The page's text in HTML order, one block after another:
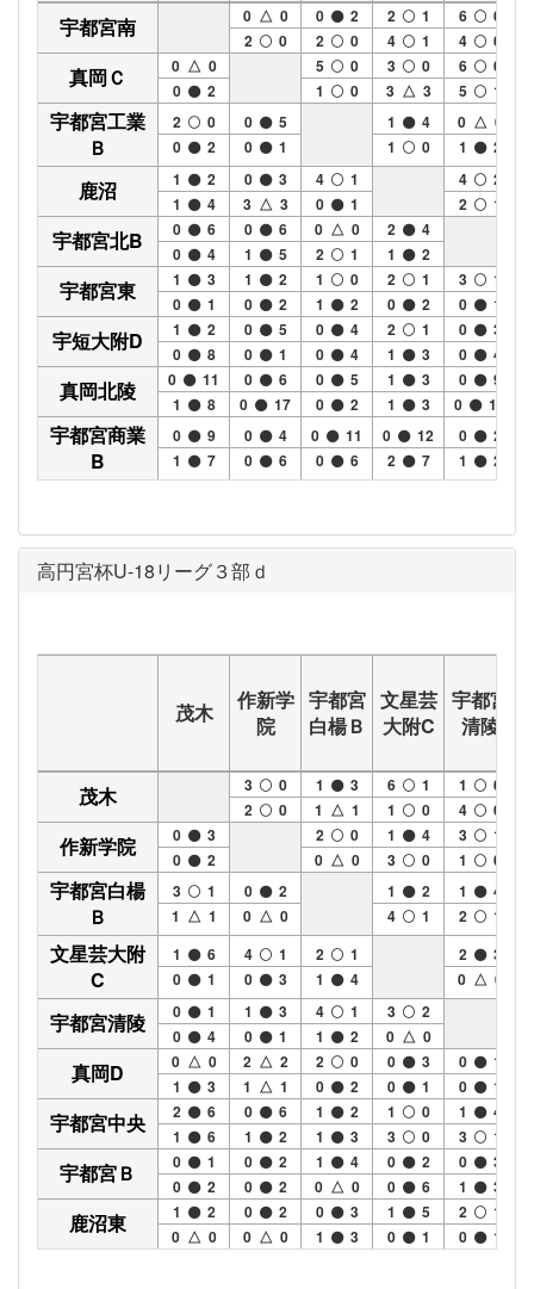
宇都宮南
0 △ 0
2
0
0
2
2
0
2
1
4
1
6
0
4
0
真岡Ｃ
0 △ 0
0
2
5
0
1
0
3
0
3 △ 3
6
0
5
1
宇都宮工業
Ｂ
2
0
0
2
0
5
0
1
1
4
1
0
0 △ 0
1
2
鹿沼 1
2
1
4
0
3
3 △ 3
4
1
0
1
4
2
2
1
宇都宮北B 0
6
0
4
0
6
1
5
0 △ 0
2
1
2
4
1
2
宇都宮東 1
3
0
1
1
2
0
2
1
0
1
2
2
1
0
2
3
1
0
1
宇短大附D 1
2
0
8
0
5
0
1
0
4
0
4
2
1
1
3
0
3
0
4
真岡北陵 0
11
1
8
0
6
0
17
0
5
0
2
1
3
1
3
0
9
0
16
宇都宮商業
B
0
9
1
7
0
4
0
6
0
11
0
6
0
12
2
7
0
2
1
2
高円宮杯U-18リーグ３部ｄ
茂木
作新学
院
宇都宮
白楊Ｂ
文星芸
大附C
宇都宮
清陵
茂木 3
0
2
0
1
3
1 △ 1
6
1
1
0
1
0
4
0
作新学院 0
3
0
2
2
0
0 △ 0
1
4
3
0
3
1
1
0
宇都宮白楊
Ｂ
3
1
1 △ 1
0
2
0 △ 0
1
2
4
1
1
4
2
1
文星芸大附
C
1
6
0
1
4
1
0
3
2
1
1
4
2
3
0 △ 0
宇都宮清陵 0
1
0
4
1
3
0
1
4
1
1
2
3
2
0 △ 0
真岡D
0 △ 0
1
3
2 △ 2
1 △ 1
2
0
0
2
0
3
0
1
0
1
0
1
宇都宮中央 2
6
1
6
0
6
1
2
1
2
1
3
1
0
3
0
1
4
3
1
宇都宮Ｂ 0
1
0
2
0
2
0
2
1
4
0 △ 0
0
2
0
6
0
3
1
3
鹿沼東 1
2
0 △ 0
0
2
0 △ 0
0
3
1
3
1
5
0
1
2
1
0
1